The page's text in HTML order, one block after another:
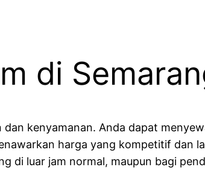
di
kenyamanan. Anda dapat
harga yang kompetitif dan
di luar jam normal, maupun bagi